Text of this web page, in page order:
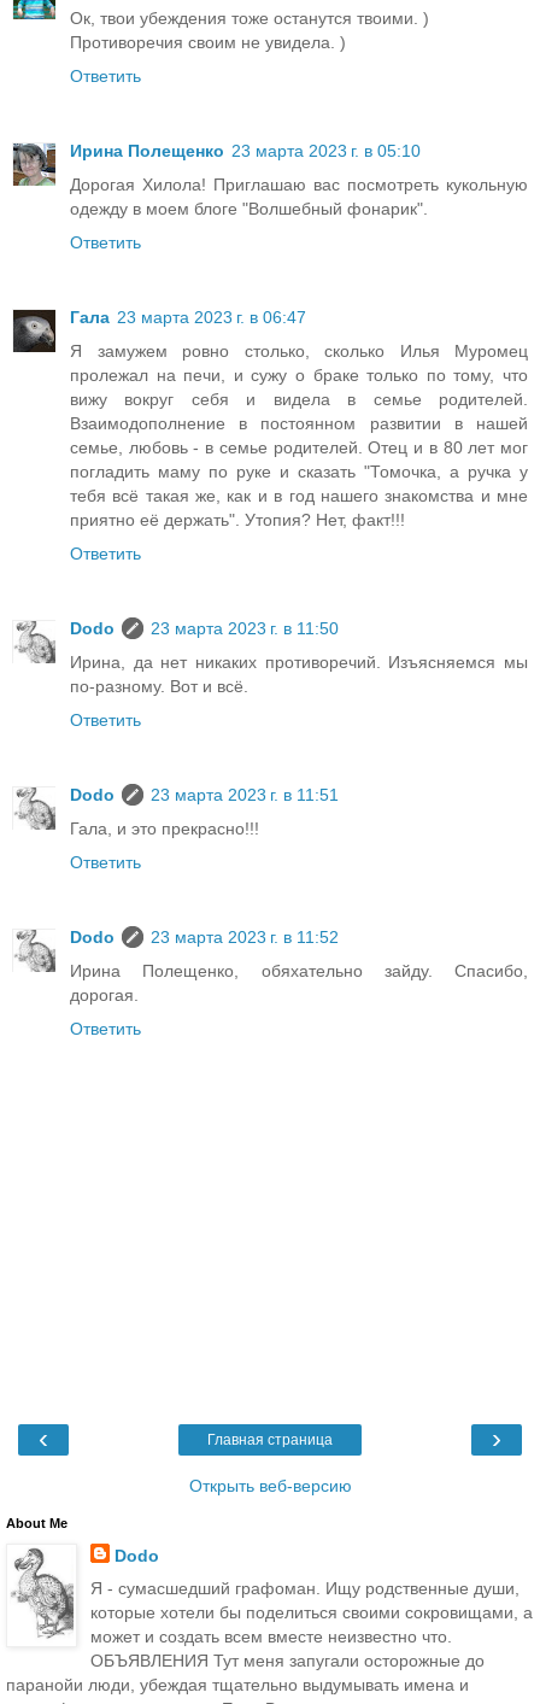
Ок, твои убеждения тоже останутся твоими. )
Противоречия своим не увидела. )
Ответить
Ирина Полещенко 23 марта 2023 г. в 05:10
Дорогая Хилола! Приглашаю вас посмотреть кукольную
одежду в моем блоге "Волшебный фонарик".
Ответить
Гала 23 марта 2023 г. в 06:47
Я замужем ровно столько, сколько Илья Муромец
пролежал на печи, и сужу о браке только по тому, что
вижу вокруг себя и видела в семье родителей.
Взаимодополнение в постоянном развитии в нашей
семье, любовь - в семье родителей. Отец и в 80 лет мог
погладить маму по руке и сказать "Томочка, а ручка у
тебя всё такая же, как и в год нашего знакомства и мне
приятно её держать". Утопия? Нет, факт!!!
Ответить
Dodo
23 марта 2023 г. в 11:50
Ирина, да нет никаких противоречий. Изъясняемся мы
по-разному. Вот и всё.
Ответить
Dodo
23 марта 2023 г. в 11:51
Гала, и это прекрасно!!!
Ответить
Dodo
23 марта 2023 г. в 11:52
Ирина Полещенко, обяхательно зайду. Спасибо,
дорогая.
Ответить
‹ ›
Главная страница
Открыть веб-версию
About Me
Dodo
Я - сумасшедший графоман. Ищу родственные души,
которые хотели бы поделиться своими сокровищами, а
может и создать всем вместе неизвестно что.
ОБЪЯВЛЕНИЯ Тут меня запугали осторожные до
паранойи люди, убеждая тщательно выдумывать имена и